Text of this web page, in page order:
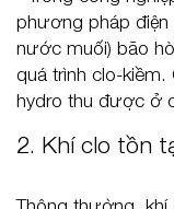
phương pháp điện
nước muối) bão
quá trình clo-
hydro thu được ở
2. Khí clo tồn